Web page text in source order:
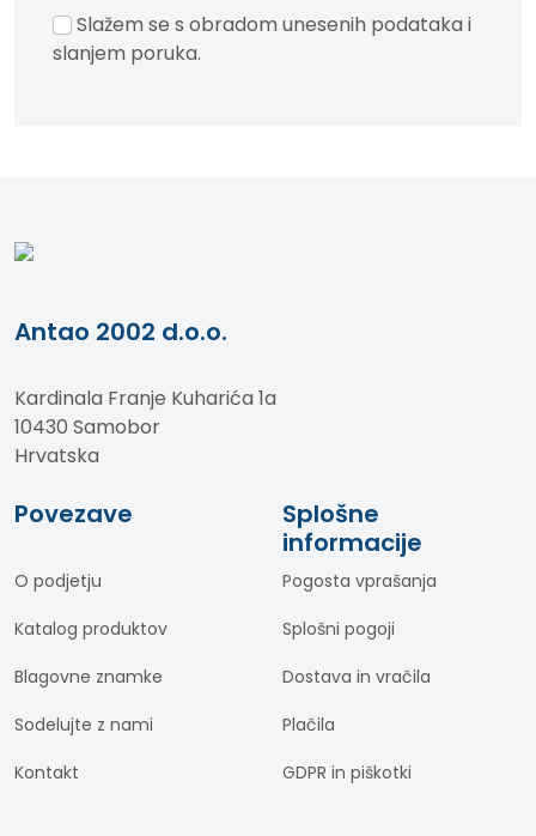
Slažem se s obradom unesenih podataka i
slanjem poruka.
Antao 2002 d.o.o.
Kardinala Franje Kuharića 1a
10430 Samobor
Hrvatska
Povezave
O podjetju
Katalog produktov
Blagovne znamke
Sodelujte z nami
Kontakt
Splošne
informacije
Pogosta vprašanja
Splošni pogoji
Dostava in vračila
Plačila
GDPR in piškotki